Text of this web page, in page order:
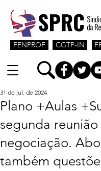
CGTP-IN
FENPROF
Plano +Aulas
segunda
negociação.
também
31 de jul. de 2024